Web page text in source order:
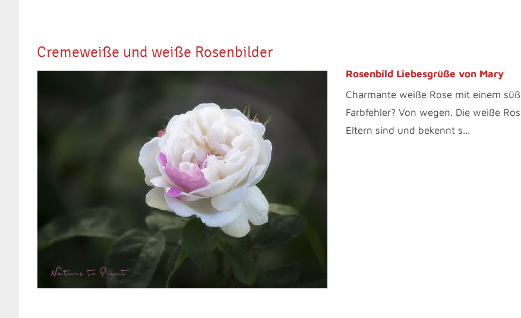
Cremeweiße und weiße Rosenbilder
Rosenbild Liebesgrüße von Mary
Charmante weiße Rose mit einem
Farbfehler? Von wegen. Die weiße
Eltern sind und bekennt s...